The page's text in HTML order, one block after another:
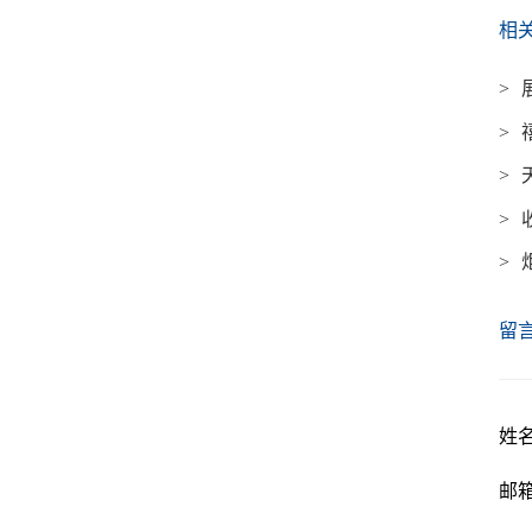
相
>
>
>
>
>
留
姓
邮